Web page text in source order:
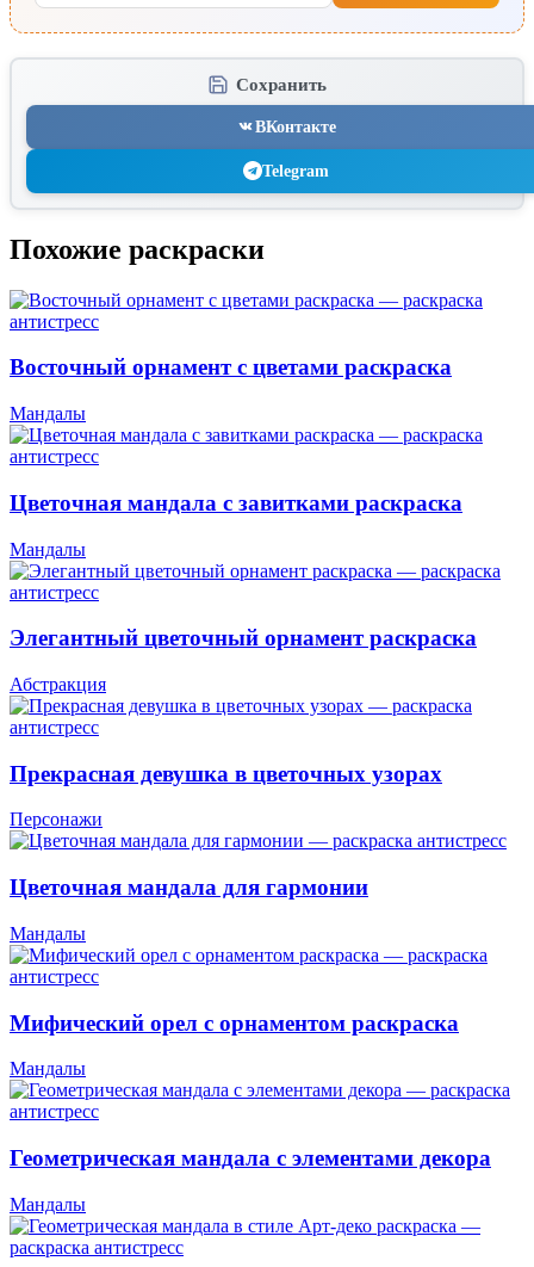
Сохранить
ВКонтакте
Telegram
Похожие раскраски
Восточный орнамент с цветами раскраска
Мандалы
Цветочная мандала с завитками раскраска
Мандалы
Элегантный цветочный орнамент раскраска
Абстракция
Прекрасная девушка в цветочных узорах
Персонажи
Цветочная мандала для гармонии
Мандалы
Мифический орел с орнаментом раскраска
Мандалы
Геометрическая мандала с элементами декора
Мандалы